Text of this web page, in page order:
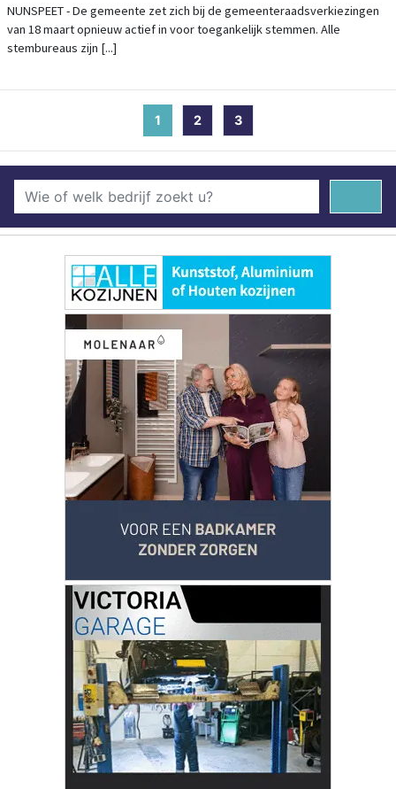
NUNSPEET - De gemeente zet zich bij de gemeenteraadsverkiezingen
van 18 maart opnieuw actief in voor toegankelijk stemmen. Alle
stembureaus zijn [...]
1 (current)
2 3